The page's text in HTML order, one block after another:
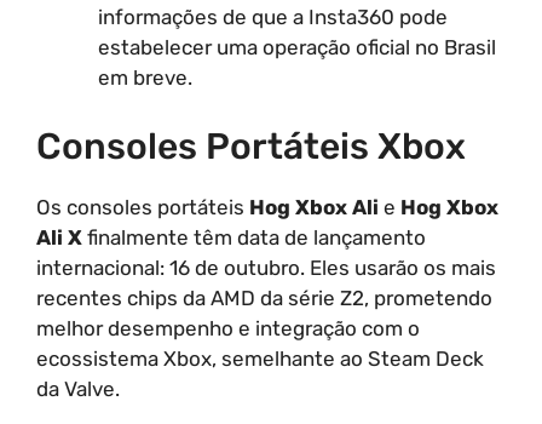
informações de que a Insta360 pode
estabelecer uma operação oficial no Brasil
em breve.
Consoles Portáteis Xbox
Os consoles portáteis Hog Xbox Ali e Hog Xbox
Ali X finalmente têm data de lançamento
internacional: 16 de outubro. Eles usarão os mais
recentes chips da AMD da série Z2, prometendo
melhor desempenho e integração com o
ecossistema Xbox, semelhante ao Steam Deck
da Valve.